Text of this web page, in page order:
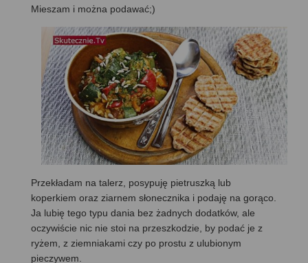
Mieszam i można podawać;)
Przekładam na talerz, posypuję pietruszką lub
koperkiem oraz ziarnem słonecznika i podaję na gorąco.
Ja lubię tego typu dania bez żadnych dodatków, ale
oczywiście nic nie stoi na przeszkodzie, by podać je z
ryżem, z ziemniakami czy po prostu z ulubionym
pieczywem.